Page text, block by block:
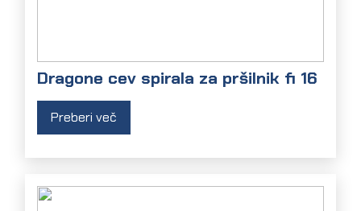
Dragone cev spirala za pršilnik fi 16
Preberi več